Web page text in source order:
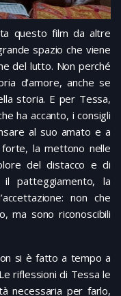
questo film da altre
spazio che viene
del lutto. Non perché
d’amore, anche se
storia. E per Tessa,
ha accanto, i consigli
al suo amato e a
la mettono nelle
del distacco e di
patteggiamento, la
non che
ma sono riconoscibili
si è fatto a tempo a
riflessioni di Tessa le
necessaria per farlo,